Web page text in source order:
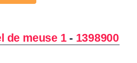
de meuse 1- 1398900